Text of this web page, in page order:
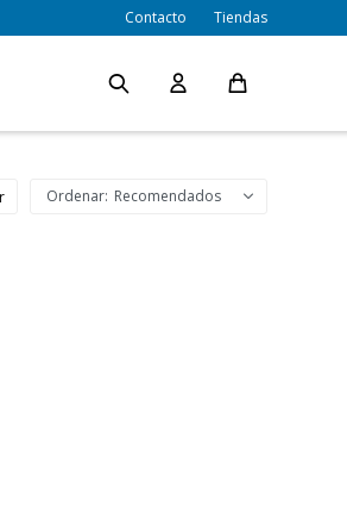
Contacto Tiendas
Recomendados